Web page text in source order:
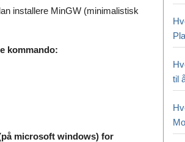
installere MinGW (minimalistisk
kommando:
microsoft windows) for
til